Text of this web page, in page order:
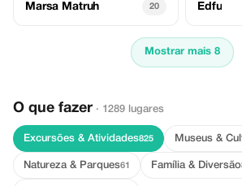
Marsa Matruh 20 Edfu
Mostrar mais 8
O que fazer · 1289 lugares
Excursões & Atividades825 Museus &
Natureza & Parques61 Família & Diversão